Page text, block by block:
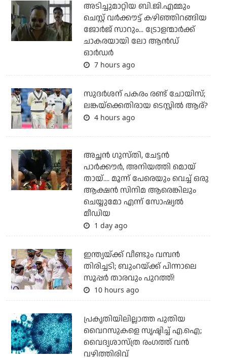
അടിച്ചുമാറ്റിയ ബി.ജി.എമ്മും
ചെസ്റ്റ് വര്‍ക്കൗട്ട് കഴിഞ്ഞിറങ്ങിയ
ജോര്‍ജ് സാറും... ട്രോളന്മാര്‍ക്ക്
ചാകരയായി ലോ ആന്‍ഡ്
ഓര്‍ഡര്‍
7 hours ago
സുദര്‍ശന് പകരം രണ്ട് ചോയിസ്;
ലങ്കയ്‌ക്കെതിരായ ടെസ്റ്റില്‍ ആര്?
4 hours ago
അച്ഛന്‍ ഗുസ്തി, ചേട്ടന്‍
പാര്‍ക്കൗര്‍, അനിയത്തി മൊയ്
തായ്.... മൂന്ന് പേരെയും വെച്ച് ഒരു
ആക്ഷന്‍ സിനിമ ആരെങ്കിലും
ചെയ്യുമോ എന്ന് സോഷ്യല്‍
മീഡിയ
1 day ago
ഇന്ത്യയ്ക്ക് വീണ്ടും വമ്പന്‍
തിരിച്ചടി; ബുംറയ്ക്ക് പിന്നാലെ
സൂപ്പര്‍ താരവും പുറത്ത്!
10 hours ago
പ്രകൃതിയിലില്ലാത്ത പുതിയ
വൈറസുകളെ സൃഷ്ടിച്ച് എ.ഐ;
വൈദ്യശാസ്ത്ര രംഗത്ത് വന്‍
വഴിത്തിരിവ്